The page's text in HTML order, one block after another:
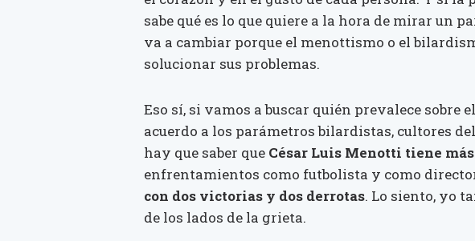
sabe qué es lo que quiere a la hora de mirar un
va a cambiar porque el menottismo o el
solucionar sus problemas.
Eso sí, si vamos a buscar quién prevalece sobre
acuerdo a los parámetros bilardistas, cultores
hay que saber que César Luis Menotti tiene
enfrentamientos como futbolista y como
con dos victorias y dos derrotas. Lo siento, yo
de los lados de la grieta.